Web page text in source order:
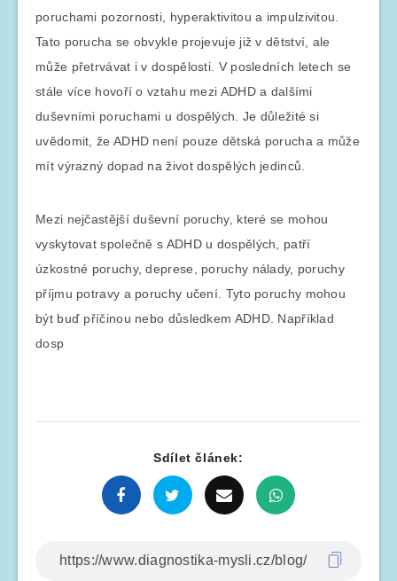
poruchami pozornosti, hyperaktivitou a impulzivitou.
Tato porucha se obvykle projevuje již v dětství, ale
může přetrvávat i v dospělosti. V posledních letech se
stále více hovoří o vztahu mezi ADHD a dalšími
duševními poruchami u dospělých. Je důležité si
uvědomit, že ADHD není pouze dětská porucha a může
mít výrazný dopad na život dospělých jedinců.
Mezi nejčastější duševní poruchy, které se mohou
vyskytovat společně s ADHD u dospělých, patří
úzkostné poruchy, deprese, poruchy nálady, poruchy
příjmu potravy a poruchy učení. Tyto poruchy mohou
být buď příčinou nebo důsledkem ADHD. Například
dosp
Sdílet článek: